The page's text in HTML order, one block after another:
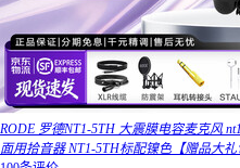
RODE 罗德NT1-5TH 大震膜电容麦克风
面用拾音器 NT1-5TH标配镍色【赠品大礼